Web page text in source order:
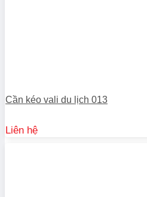
Cần kéo vali du lịch 013
Liên hệ